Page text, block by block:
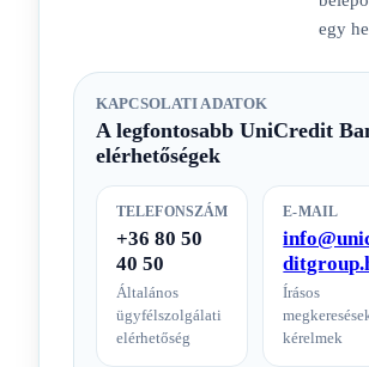
egy
KAPCSOLATI ADATOK
A legfontosabb UniCredit
elérhetőségek
TELEFONSZÁM
+36 80 50
40 50
Általános
ügyfélszolgálati
elérhetőség
E-MAIL
Írásos
kérelmek